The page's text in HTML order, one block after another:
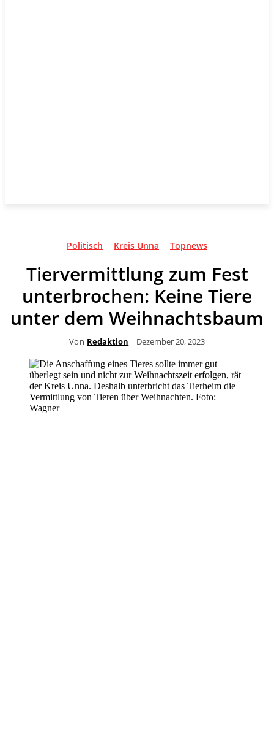
Politisch Kreis Unna Topnews
Tiervermittlung zum Fest
unterbrochen: Keine Tiere
unter dem Weihnachtsbaum
Von Redaktion Dezember 20, 2023